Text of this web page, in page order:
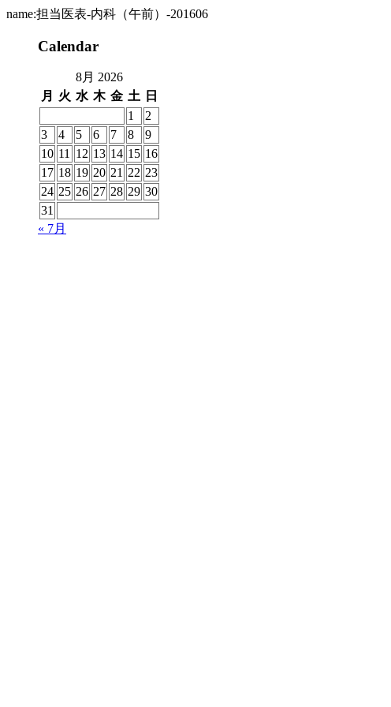
name:担当医表-内科（午前）-201606
Calendar
8月 2026
月
火 水 木 金 土 日
1
2
3
4 5 6 7 8
9
10 11 12 13 14 15 16
17 18 19 20 21 22 23
24 25 26 27 28 29 30
31
« 7月